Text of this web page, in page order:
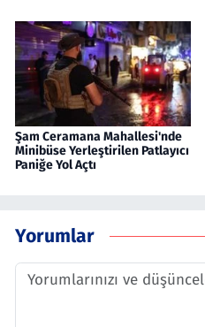
Şam Ceramana Mahallesi'nde
Minibüse Yerleştirilen Patlayıcı
Paniğe Yol Açtı
Yorumlar